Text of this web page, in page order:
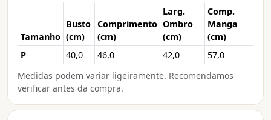
Tamanho
Busto
(cm)
Comprimento
(cm)
Larg.
Ombro
(cm)
Comp.
Manga
(cm)
P
40,0 46,0 42,0
57,0
Medidas podem variar ligeiramente. Recomendamos
verificar antes da compra.